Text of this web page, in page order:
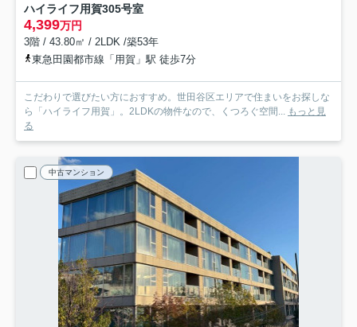
ハイライフ用賀305号室
4,399万円
3階 / 43.80㎡ / 2LDK /築53年
東急田園都市線「用賀」駅 徒歩7分
こだわりで選びたい方におすすめ。世田谷区エリアで住まいをお探しな
ら「ハイライフ用賀」。2LDKの物件なので、くつろぐ空間...
もっと見
る
中古マンション